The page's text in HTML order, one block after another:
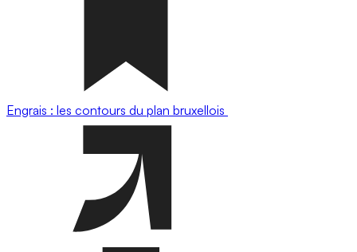
Engrais : les contours du plan bruxellois